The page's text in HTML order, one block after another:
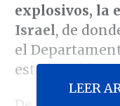
explosivos, la
Israel, de
el
LEER